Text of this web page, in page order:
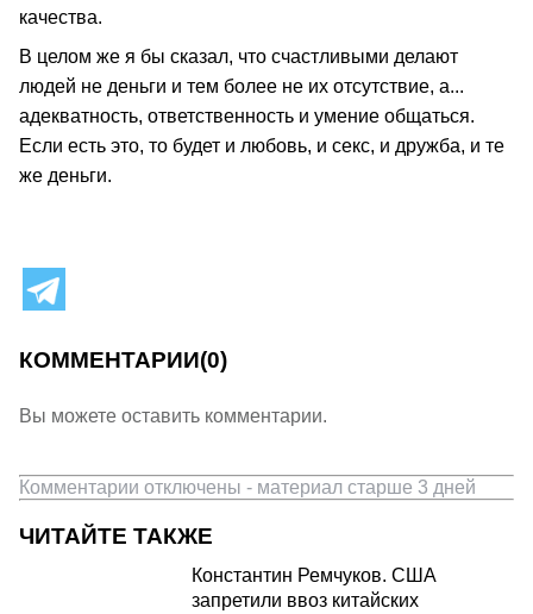
качества.
В целом же я бы сказал, что счастливыми делают
людей не деньги и тем более не их отсутствие, а...
адекватность, ответственность и умение общаться.
Если есть это, то будет и любовь, и секс, и дружба, и те
же деньги.
КОММЕНТАРИИ(0)
Вы можете оставить комментарии.
Комментарии отключены - материал старше 3 дней
ЧИТАЙТЕ ТАКЖЕ
Константин Ремчуков. США
запретили ввоз китайских